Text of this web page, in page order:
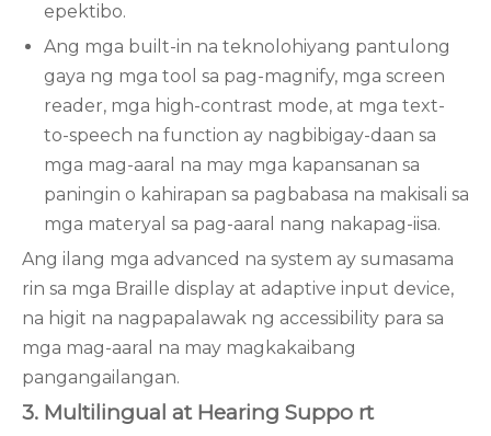
epektibo.
Ang mga built-in na teknolohiyang pantulong
gaya ng mga tool sa pag-magnify, mga screen
reader, mga high-contrast mode, at mga text-
to-speech na function ay nagbibigay-daan sa
mga mag-aaral na may mga kapansanan sa
paningin o kahirapan sa pagbabasa na makisali sa
mga materyal sa pag-aaral nang nakapag-iisa.
Ang ilang mga advanced na system ay sumasama
rin sa mga Braille display at adaptive input device,
na higit na nagpapalawak ng accessibility para sa
mga mag-aaral na may magkakaibang
pangangailangan.
3. Multilingual at Hearing Suppo rt